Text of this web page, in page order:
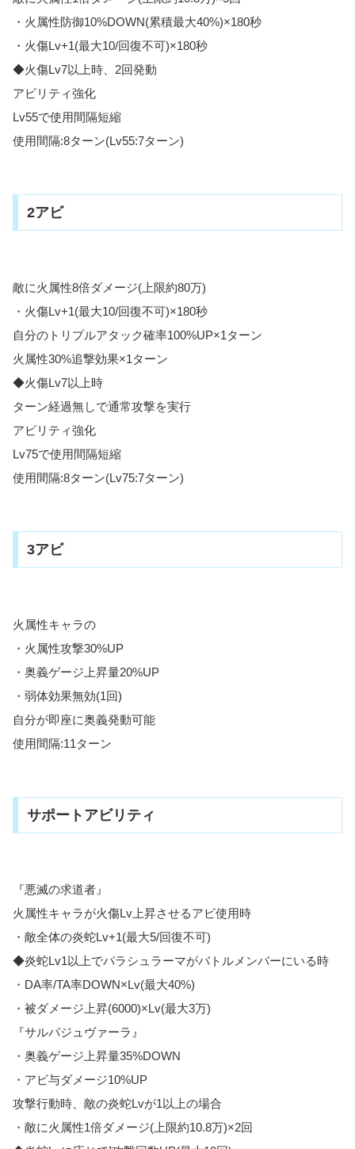
・火属性防御10%DOWN(累積最大40%)×180秒
・火傷Lv+1(最大10/回復不可)×180秒
◆火傷Lv7以上時、2回発動
アビリティ強化
Lv55で使用間隔短縮
使用間隔:8ターン(Lv55:7ターン)
2アビ
敵に火属性8倍ダメージ(上限約80万)
・火傷Lv+1(最大10/回復不可)×180秒
自分のトリプルアタック確率100%UP×1ターン
火属性30%追撃効果×1ターン
◆火傷Lv7以上時
ターン経過無しで通常攻撃を実行
アビリティ強化
Lv75で使用間隔短縮
使用間隔:8ターン(Lv75:7ターン)
3アビ
火属性キャラの
・火属性攻撃30%UP
・奥義ゲージ上昇量20%UP
・弱体効果無効(1回)
自分が即座に奥義発動可能
使用間隔:11ターン
サポートアビリティ
『悪滅の求道者』
火属性キャラが火傷Lv上昇させるアビ使用時
・敵全体の炎蛇Lv+1(最大5/回復不可)
◆炎蛇Lv1以上でパラシュラーマがバトルメンバーにいる時
・DA率/TA率DOWN×Lv(最大40%)
・被ダメージ上昇(6000)×Lv(最大3万)
『サルパジュヴァーラ』
・奥義ゲージ上昇量35%DOWN
・アビ与ダメージ10%UP
攻撃行動時、敵の炎蛇Lvが1以上の場合
・敵に火属性1倍ダメージ(上限約10.8万)×2回